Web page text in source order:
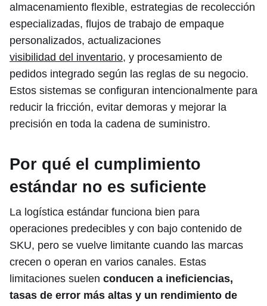
almacenamiento flexible, estrategias de recolección
especializadas, flujos de trabajo de empaque
personalizados, actualizaciones
visibilidad del inventario, y procesamiento de
pedidos integrado según las reglas de su negocio.
Estos sistemas se configuran intencionalmente para
reducir la fricción, evitar demoras y mejorar la
precisión en toda la cadena de suministro.
Por qué el cumplimiento
estándar no es suficiente
La logística estándar funciona bien para
operaciones predecibles y con bajo contenido de
SKU, pero se vuelve limitante cuando las marcas
crecen o operan en varios canales. Estas
limitaciones suelen conducen a ineficiencias,
tasas de error más altas y un rendimiento de